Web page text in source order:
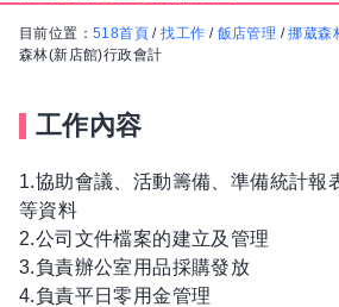
目前位置： 518首頁 /找工作 / 飯店管理 /挪葳森
森林(新店館)行政會計
工作內容
1.協助會議、活動籌備、準備統計報
等資料
2.公司文件檔案的建立及管理
3.負責辦公室用品採購發放
4.負責平日零用金管理